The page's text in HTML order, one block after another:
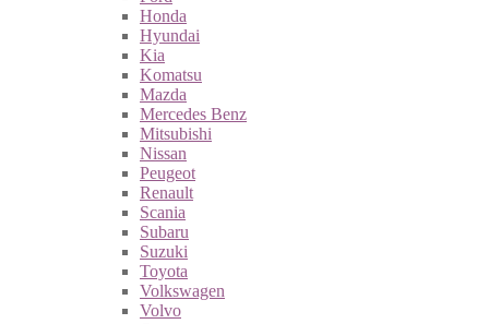
Honda
Hyundai
Kia
Komatsu
Mazda
Mercedes Benz
Mitsubishi
Nissan
Peugeot
Renault
Scania
Subaru
Suzuki
Toyota
Volkswagen
Volvo